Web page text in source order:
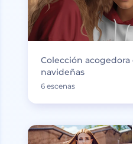
Colección acogedora
navideñas
6 escenas